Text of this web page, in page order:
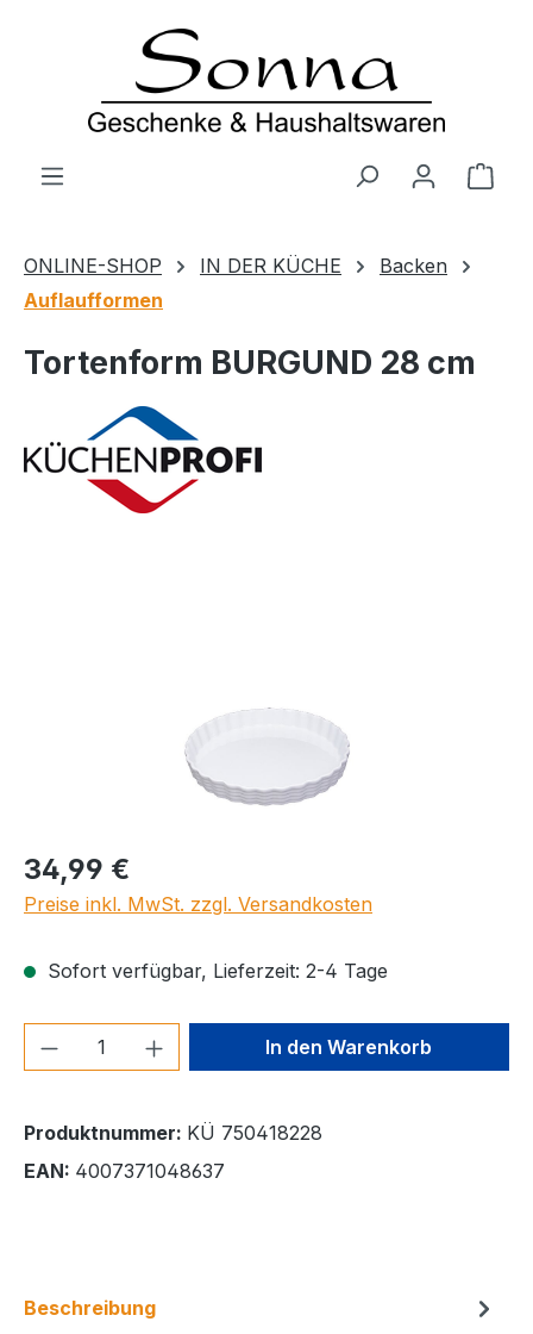
Zum Hauptinhalt springen
ONLINE-SHOP IN DER KÜCHE
Backen
Auflaufformen
Tortenform BURGUND 28 cm
Regulärer Preis:
34,99 €
Preise inkl. MwSt. zzgl. Versandkosten
Sofort verfügbar, Lieferzeit: 2-4 Tage
Produkt Anzahl: Gib denIn den Warenkorb
Produktnummer: KÜ 750418228
EAN: 4007371048637
Beschreibung